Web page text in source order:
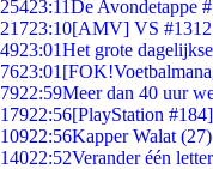
25423:11De Avondetappe
21723:10[AMV] VS #1312
4923:01Het grote
7623:01
7922:59Meer dan 40 uur
17922:56[PlayStation
10922:56Kapper Walat
14022:52Verander één